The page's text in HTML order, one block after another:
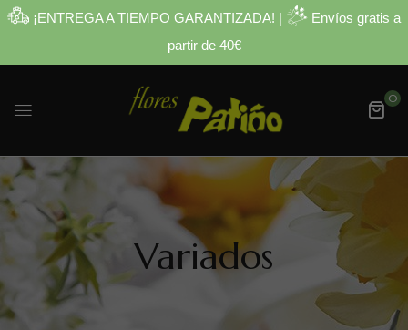
¡ENTREGA A TIEMPO GARANTIZADA! |
Envíos gratis a
partir de 40€
0
Variados